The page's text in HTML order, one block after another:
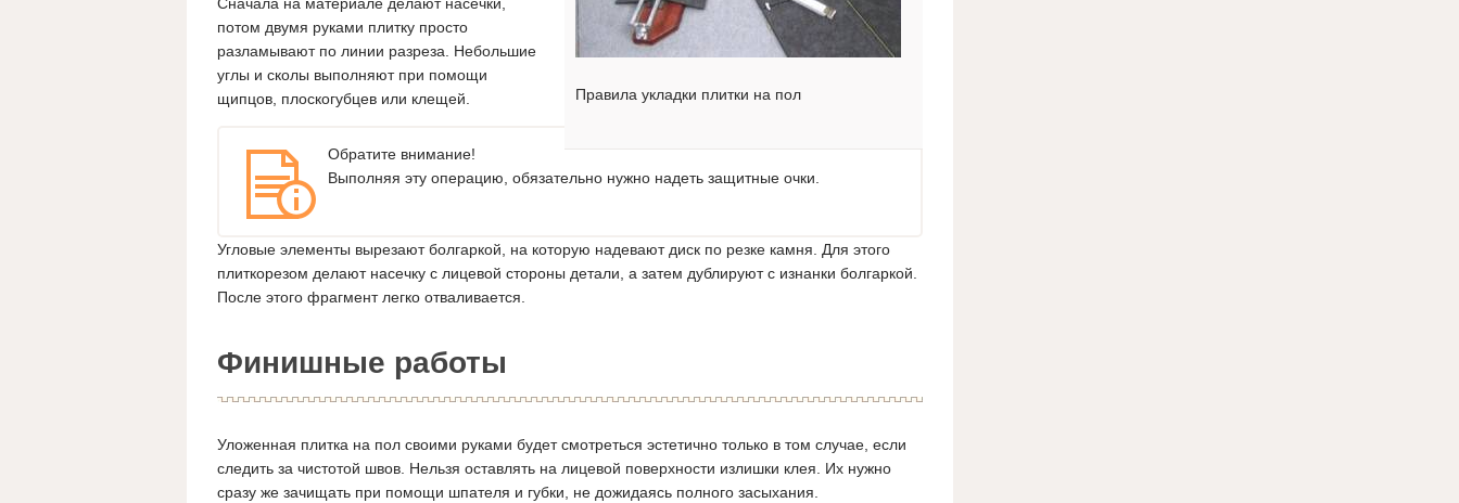
Правила укладки плитки на пол
потом двумя руками плитку просто
разламывают по линии разреза. Небольшие
углы и сколы выполняют при помощи
щипцов, плоскогубцев или клещей.
Обратите внимание!
Выполняя эту операцию, обязательно нужно надеть защитные очки.
Угловые элементы вырезают болгаркой, на которую надевают диск по резке камня. Для этого
плиткорезом делают насечку с лицевой стороны детали, а затем дублируют с изнанки болгаркой.
После этого фрагмент легко отваливается.
Финишные работы
Уложенная плитка на пол своими руками будет смотреться эстетично только в том случае, если
следить за чистотой швов. Нельзя оставлять на лицевой поверхности излишки клея. Их нужно
сразу же зачищать при помощи шпателя и губки, не дожидаясь полного засыхания.